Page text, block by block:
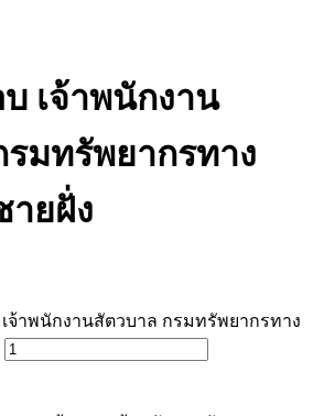
เจ้าพนักงาน
มทรัพยากรทาง
ายฝั่ง
จ้าพนักงานสัตวบาล กรมทรัพยากรทาง